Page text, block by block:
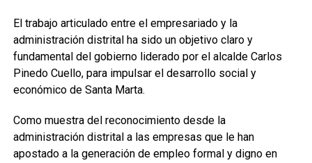
El trabajo articulado entre el empresariado y la
administración distrital ha sido un objetivo claro y
fundamental del gobierno liderado por el alcalde Carlos
Pinedo Cuello, para impulsar el desarrollo social y
económico de Santa Marta.
Como muestra del reconocimiento desde la
administración distrital a las empresas que le han
apostado a la generación de empleo formal y digno en